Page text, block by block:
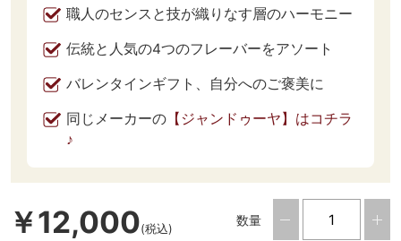
職人のセンスと技が織りなす層のハーモニー
伝統と人気の4つのフレーバーをアソート
バレンタインギフト、自分へのご褒美に
同じメーカーの 【ジャンドゥーヤ】はコチラ
♪
￥12,000(税込)
数量